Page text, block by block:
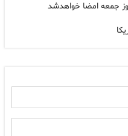
جمعه امضا خواهدشد